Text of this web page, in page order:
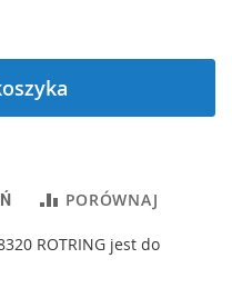
PORÓWNAJ
ROTRING jest do